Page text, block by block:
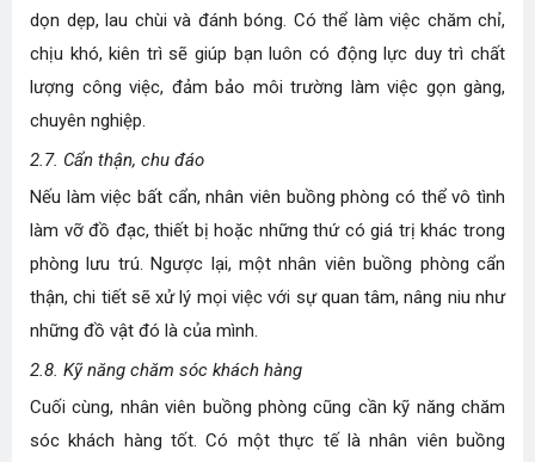
dọn dẹp, lau chùi và đánh bóng. Có thể làm việc chăm chỉ,
chịu khó, kiên trì sẽ giúp bạn luôn có động lực duy trì chất
lượng công việc, đảm bảo môi trường làm việc gọn gàng,
chuyên nghiệp.
2.7. Cẩn thận, chu đáo
Nếu làm việc bất cẩn, nhân viên buồng phòng có thể vô tình
làm vỡ đồ đạc, thiết bị hoặc những thứ có giá trị khác trong
phòng lưu trú. Ngược lại, một nhân viên buồng phòng cẩn
thận, chi tiết sẽ xử lý mọi việc với sự quan tâm, nâng niu như
những đồ vật đó là của mình.
2.8. Kỹ năng chăm sóc khách hàng
Cuối cùng, nhân viên buồng phòng cũng cầnkỹ năng chăm
sóc khách hàng tốt. Có một thực tế là nhân viên buồng